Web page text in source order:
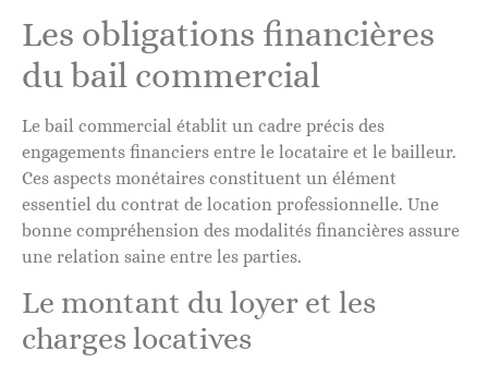
Les obligations financières
du bail commercial
Le bail commercial établit un cadre précis des
engagements financiers entre le locataire et le bailleur.
Ces aspects monétaires constituent un élément
essentiel du contrat de location professionnelle. Une
bonne compréhension des modalités financières assure
une relation saine entre les parties.
Le montant du loyer et les
charges locatives